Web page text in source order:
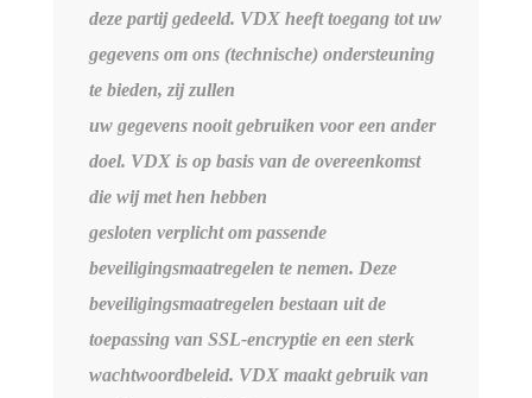
deze partij gedeeld. VDX heeft toegang tot uw
gegevens om ons (technische) ondersteuning
te bieden, zij zullen
uw gegevens nooit gebruiken voor een ander
doel. VDX is op basis van de overeenkomst
die wij met hen hebben
gesloten verplicht om passende
beveiligingsmaatregelen te nemen. Deze
beveiligingsmaatregelen bestaan uit de
toepassing van SSL-encryptie en een sterk
wachtwoordbeleid. VDX maakt gebruik van